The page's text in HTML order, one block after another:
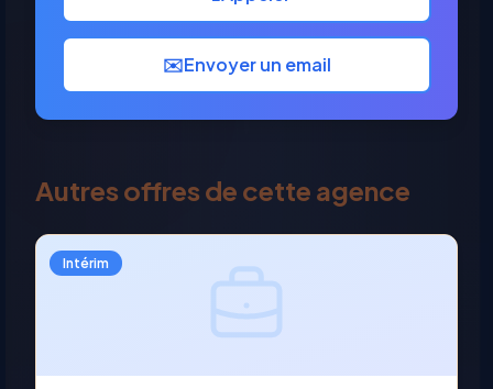
✉️Envoyer un email
Autres offres de cette agence
Intérim